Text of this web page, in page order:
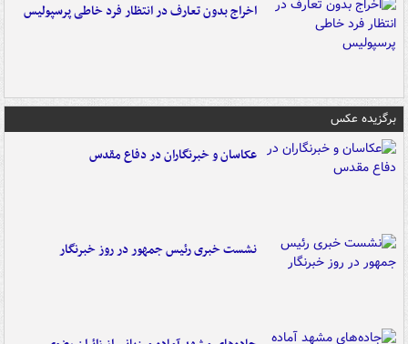
اخراج بدون تعارف در انتظار فرد خاطی پرسپولیس
برگزیده عکس
عکاسان و خبرنگاران در دفاع مقدس
نشست خبری رئیس جمهور در روز خبرنگار